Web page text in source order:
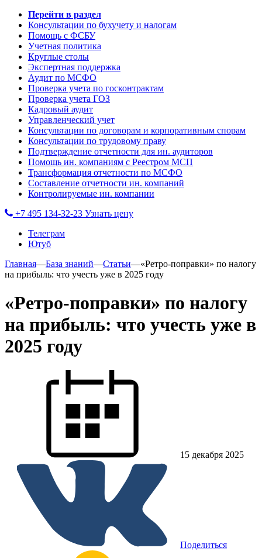
Перейти в раздел
Консультации по бухучету и налогам
Помощь с ФСБУ
Учетная политика
Круглые столы
Экспертная поддержка
Аудит по МСФО
Проверка учета по госконтрактам
Проверка учета ГОЗ
Кадровый аудит
Управленческий учет
Консультации по договорам и корпоративным спорам
Консультации по трудовому праву
Подтверждение отчетности для ин. аудиторов
Помощь ин. компаниям с Реестром МСП
Трансформация отчетности по МСФО
Составление отчетности ин. компаний
Контролируемые ин. компании
+7 495 134-32-23 Узнать цену
Телеграм
Ютуб
Главная—База знаний—Статьи—«Ретро-поправки» по налогу
на прибыль: что учесть уже в 2025 году
«Ретро-поправки» по налогу
на прибыль: что учесть уже в
2025 году
15 декабря 2025
Поделиться